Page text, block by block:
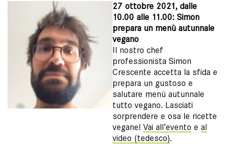
27 ottobre 2021, dalle
10.00 alle 11.00: Simon
prepara un menù autunnale
vegano
Il nostro chef
professionista Simon
Crescente accetta la sfida e
prepara un gustoso e
salutare menù autunnale
tutto vegano. Lasciati
sorprendere e osa le ricette
vegane! Vai all’evento e al
video (tedesco).